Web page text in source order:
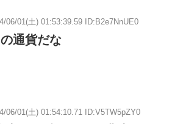
06/01(土) 01:53:39.59 ID:B2e7NnUE0
通貨だな
06/01(土) 01:54:10.71 ID:V5TW5pZY0